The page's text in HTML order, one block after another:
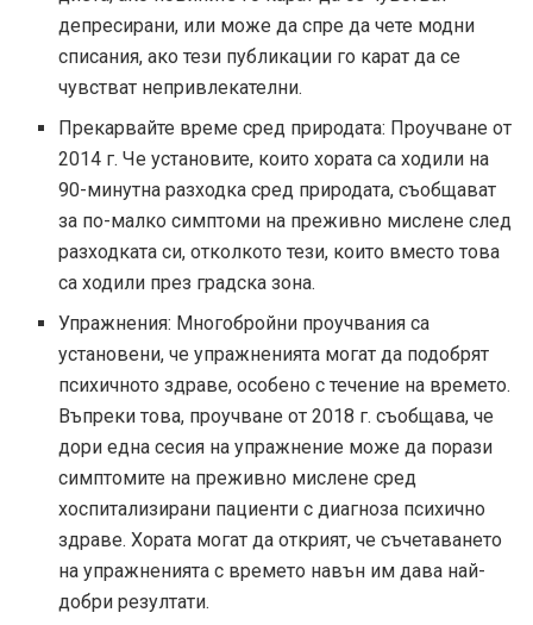
депресирани, или може да спре да чете модни
списания, ако тези публикации го карат да се
чувстват непривлекателни.
Прекарвайте време сред природата: Проучване от
2014 г. Че установите, които хората са ходили на
90-минутна разходка сред природата, съобщават
за по-малко симптоми на преживно мислене след
разходката си, отколкото тези, които вместо това
са ходили през градска зона.
Упражнения: Многобройни проучвания са
установени, че упражненията могат да подобрят
психичното здраве, особено с течение на времето.
Въпреки това, проучване от 2018 г. съобщава, че
дори една сесия на упражнение може да порази
симптомите на преживно мислене сред
хоспитализирани пациенти с диагноза психично
здраве. Хората могат да открият, че съчетаването
на упражненията с времето навън им дава най-
добри резултати.